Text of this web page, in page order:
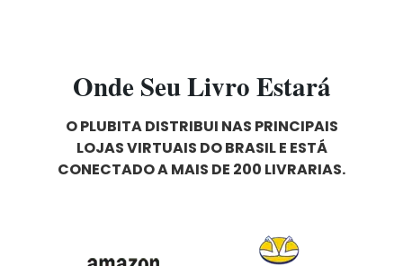
Onde Seu Livro Estará
O PLUBITA DISTRIBUI NAS PRINCIPAIS
LOJAS VIRTUAIS DO BRASIL E ESTÁ
CONECTADO A MAIS DE 200 LIVRARIAS.